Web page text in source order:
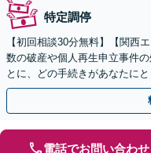
特定調停
【初回相談30分無料】【関西
数の破産や個人再生申立事件
とに、どの手続きがあなたに
専門家に話を聞くことが解決
電話でお問い合わせ